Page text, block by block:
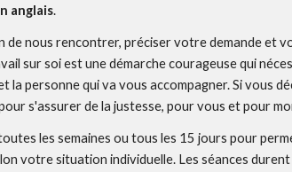
anglais.
de nous rencontrer, préciser votre demande et
sur soi est une démarche courageuse qui
la personne qui va vous accompagner. Si vous dé
s'assurer de la justesse, pour vous et pour
les semaines ou tous les 15 jours pour
votre situation individuelle. Les séances